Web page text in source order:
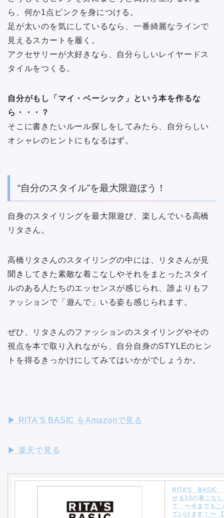
ら、何か1点ピンクを身につける。
足が太いのを気にしているなら、一番綺麗なラインで
見えるスカートを履く。
アクセサリーが大好きなら、自分らしいレイヤードス
タイルをつくる。
自分がもし「マイ・ベーシック」という本を作るな
ら・・・？
そこに書きたいルール探しをしてみたら、自分らしい
オシャレのヒントにもなるはず。
“自分のスタイル”を最大限遊ぼう！
自身のスタイリングを最大限遊び、楽しんでいる高橋
リタさん。
高橋リタさんのスタイリングの中には、リタさんが見
聞きしてきた素敵な着こなしやそれをまとったスタイ
ルのある人たちのエッセンスが感じられ、誰よりもフ
ァッションで「遊んで」いる姿も感じられます。
ぜひ、リタさんのファッションのスタイリングやその
視点を本で取り入れながら、自分自身のSTYLEのヒン
トを得るきっかけにしてみてはいかがでしょうか。
▶︎ RITA’S BASIC をAmazonで見る
▶︎ 楽天で見る
RITA’S
せる10の着こな
て 〜今までもこ
ていけます！〜